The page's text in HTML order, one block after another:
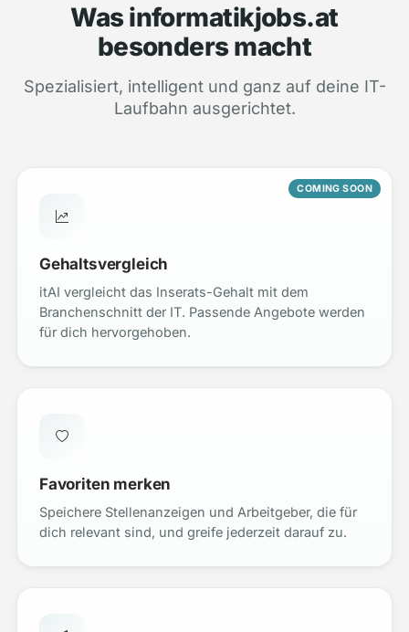
Was informatikjobs.at
besonders macht
Spezialisiert, intelligent und ganz auf deine IT-
Laufbahn ausgerichtet.
COMING SOON
Gehaltsvergleich
itAI vergleicht das Inserats-Gehalt mit dem
Branchenschnitt der IT. Passende Angebote werden
für dich hervorgehoben.
Favoriten merken
Speichere Stellenanzeigen und Arbeitgeber, die für
dich relevant sind, und greife jederzeit darauf zu.